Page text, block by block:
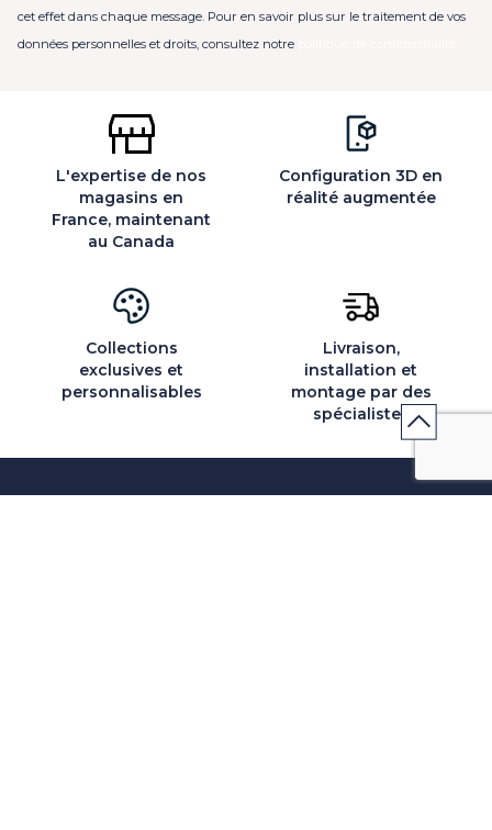
cet effet dans chaque message. Pour en savoir plus sur le traitement de vos
données personnelles et droits, consultez notre
L'expertise de nos
magasins en
France, maintenant
au Canada
Configuration 3D en
réalité augmentée
Collections
exclusives et
personnalisables
Livraison,
installation et
montage par des
spécialistes